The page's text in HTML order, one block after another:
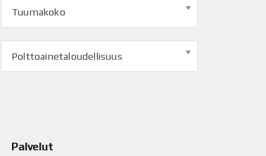
Tuumakoko
Polttoainetaloudellisuus
Palvelut